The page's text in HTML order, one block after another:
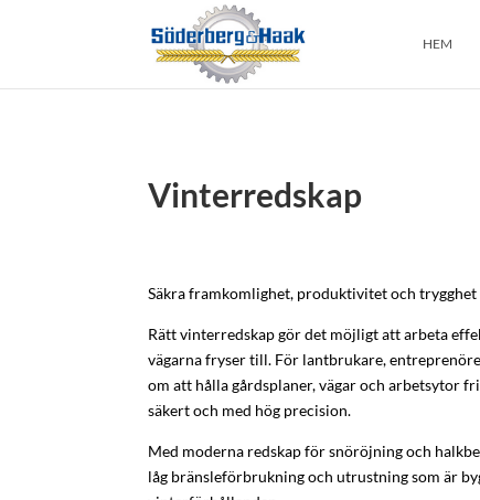
HEM
Vinterredskap
Säkra framkomlighet, produktivitet och
Rätt vinterredskap gör det möjligt att arbeta
vägarna fryser till. För lantbrukare,
om att hålla gårdsplaner, vägar och arbetsytor
säkert och med hög precision.
Med moderna redskap för snöröjning och
låg bränsleförbrukning och utrustning som är